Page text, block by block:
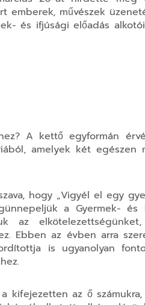
emberek, művészek
és ifjúsági előadás
A kettő egyformán
amelyek két egészen
hogy „Vigyél el egy
a Gyermek- és
az
Ebben az évben arra
is ugyanolyan
kifejezetten az ő